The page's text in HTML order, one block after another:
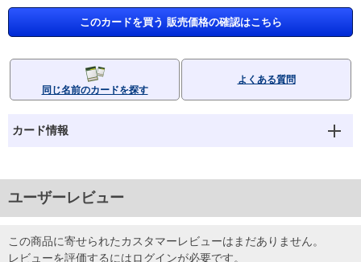
このカードを買う 販売価格の確認はこちら
同じ名前のカードを探す
よくある質問
カード情報
ユーザーレビュー
この商品に寄せられたカスタマーレビューはまだありません。
レビューを評価するにはログインが必要です。